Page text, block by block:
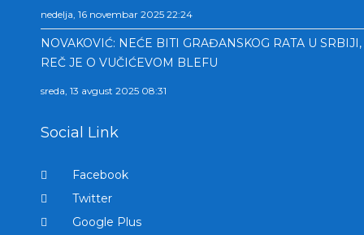
nedelja, 16 novembar 2025 22:24
NOVAKOVIĆ: NEĆE BITI GRAĐANSKOG RATA U SRBIJI,
REČ JE O VUČIĆEVOM BLEFU
sreda, 13 avgust 2025 08:31
Social Link
Facebook
Twitter
Google Plus